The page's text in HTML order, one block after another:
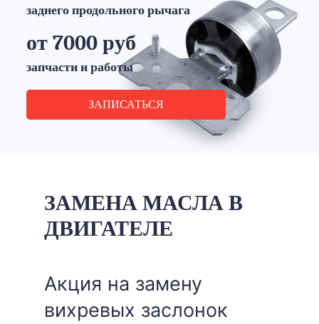
заднего продольного рычага
от 7000 руб
запчасти и работы
ЗАПИСАТЬСЯ
ЗАМЕНА МАСЛА В
ДВИГАТЕЛЕ
Акция на замену
вихревых заслонок